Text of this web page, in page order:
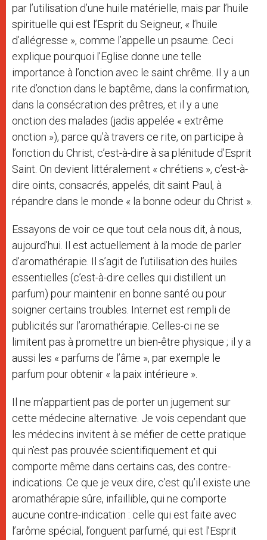
par l’utilisation d’une huile matérielle, mais par l’huile
spirituelle qui est l’Esprit du Seigneur, « l’huile
d’allégresse », comme l’appelle un psaume. Ceci
explique pourquoi l’Eglise donne une telle
importance à l’onction avec le saint chrême. Il y a un
rite d’onction dans le baptême, dans la confirmation,
dans la consécration des prêtres, et il y a une
onction des malades (jadis appelée « extrême
onction »), parce qu’à travers ce rite, on participe à
l’onction du Christ, c’est-à-dire à sa plénitude d’Esprit
Saint. On devient littéralement « chrétiens », c’est-à-
dire oints, consacrés, appelés, dit saint Paul, à
répandre dans le monde « la bonne odeur du Christ ».
Essayons de voir ce que tout cela nous dit, à nous,
aujourd’hui. Il est actuellement à la mode de parler
d’aromathérapie. Il s’agit de l’utilisation des huiles
essentielles (c’est-à-dire celles qui distillent un
parfum) pour maintenir en bonne santé ou pour
soigner certains troubles. Internet est rempli de
publicités sur l’aromathérapie. Celles-ci ne se
limitent pas à promettre un bien-être physique ; il y a
aussi les « parfums de l’âme », par exemple le
parfum pour obtenir « la paix intérieure ».
Il ne m’appartient pas de porter un jugement sur
cette médecine alternative. Je vois cependant que
les médecins invitent à se méfier de cette pratique
qui n’est pas prouvée scientifiquement et qui
comporte même dans certains cas, des contre-
indications. Ce que je veux dire, c’est qu’il existe une
aromathérapie sûre, infaillible, qui ne comporte
aucune contre-indication : celle qui est faite avec
l’arôme spécial, l’onguent parfumé, qui est l’Esprit